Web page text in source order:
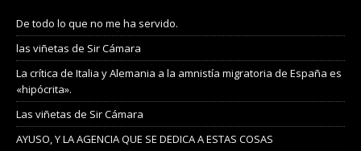
De todo lo que no me ha servido.
las viñetas de Sir Cámara
La crítica de Italia y Alemania a la amnistía migratoria de España es
«hipócrita».
Las viñetas de Sir Cámara
AYUSO, Y LA AGENCIA QUE SE DEDICA A ESTAS COSAS